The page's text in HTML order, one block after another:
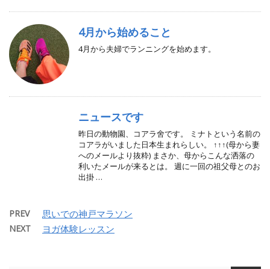
4月から始めること
4月から夫婦でランニングを始めます。
ニュースです
昨日の動物園、コアラ舍です。 ミナトという名前の
コアラがいました日本生まれらしい。 ↑↑↑(母から妻
へのメールより抜粋) まさか、母からこんな洒落の
利いたメールが来るとは。 週に一回の祖父母とのお
出掛 …
PREV 思いでの神戸マラソン
NEXT ヨガ体験レッスン